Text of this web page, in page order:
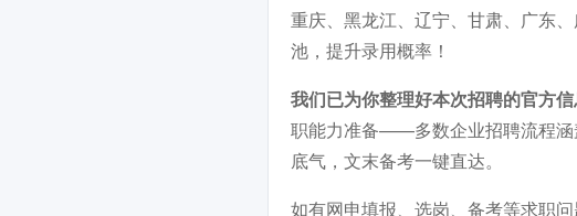
重庆、黑龙江、辽宁、甘肃、广东
池，提升录用概率！
我们已为你整理好本次招聘的官方
职能力准备——多数企业招聘流程涵
底气，文末备考一键直达。
如有网申填报、选岗、备考等求职